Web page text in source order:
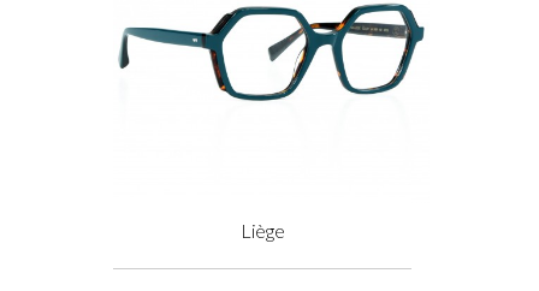
Liège
Prix